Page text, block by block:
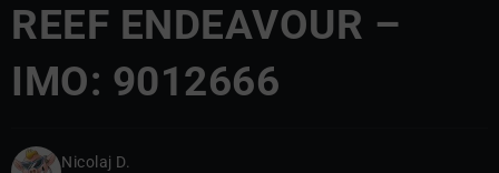
REEF ENDEAVOUR –
IMO: 9012666
Nicolaj D.